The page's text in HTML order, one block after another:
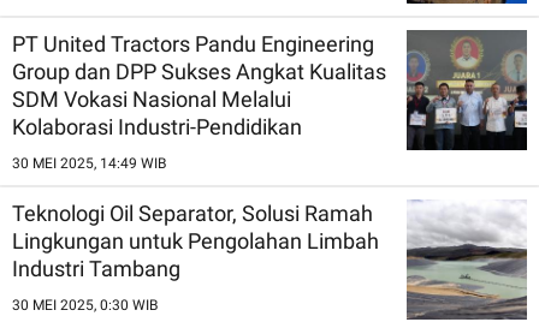
PT United Tractors Pandu Engineering
Group dan DPP Sukses Angkat Kualitas
SDM Vokasi Nasional Melalui
Kolaborasi Industri-Pendidikan
30 MEI 2025, 14:49 WIB
Teknologi Oil Separator, Solusi Ramah
Lingkungan untuk Pengolahan Limbah
Industri Tambang
30 MEI 2025, 0:30 WIB